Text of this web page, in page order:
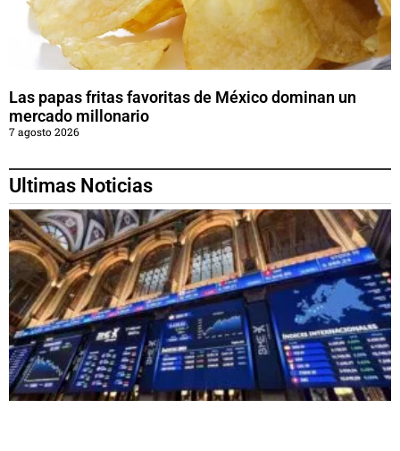
Las papas fritas favoritas de México dominan un
mercado millonario
7 agosto 2026
Ultimas Noticias